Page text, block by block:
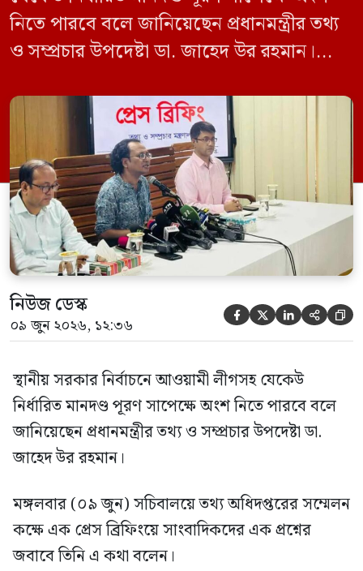
নিতে পারবে বলে জানিয়েছেন প্রধানমন্ত্রীর তথ্য
ও সম্প্রচার উপদেষ্টা ডা. জাহেদ উর রহমান।
সম্মেলন কক্ষে এক প্রেস ব্রিফিংয়ে সাংবাদিকদের
এক প্রশ্নের জবাবে তিনি এ কথা বলেন।
নিউজ ডেস্ক
০৯ জুন ২০২৬, ১২:৩৬     
স্থানীয় সরকার নির্বাচনে আওয়ামী লীগসহ যেকেউ
নির্ধারিত মানদণ্ড পূরণ সাপেক্ষে অংশ নিতে পারবে বলে
জানিয়েছেন প্রধানমন্ত্রীর তথ্য ও সম্প্রচার উপদেষ্টা ডা.
জাহেদ উর রহমান।
মঙ্গলবার (০৯ জুন) সচিবালয়ে তথ্য অধিদপ্তরের সম্মেলন
কক্ষে এক প্রেস ব্রিফিংয়ে সাংবাদিকদের এক প্রশ্নের
জবাবে তিনি এ কথা বলেন।